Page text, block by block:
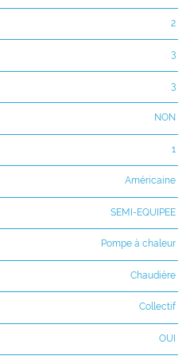
2
3
3
NON
1
Américaine
SEMI-EQUIPEE
Pompe à chaleur
Chaudière
Collectif
OUI